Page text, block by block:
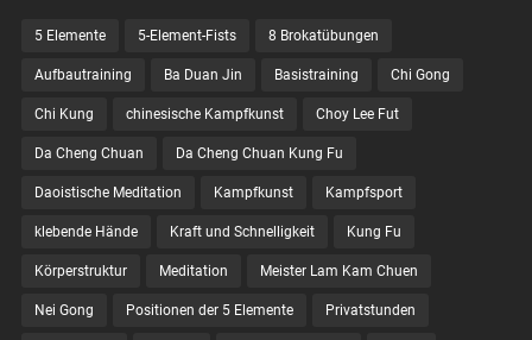
5 Elemente 5-Element-Fists 8 Brokatübungen
Aufbautraining Ba Duan Jin Basistraining Chi Gong
Chi Kung chinesische Kampfkunst Choy Lee Fut
Da Cheng Chuan Da Cheng Chuan Kung Fu
Daoistische Meditation Kampfkunst Kampfsport
klebende Hände Kraft und Schnelligkeit Kung Fu
Körperstruktur Meditation Meister Lam Kam Chuen
Nei Gong Positionen der 5 Elemente Privatstunden